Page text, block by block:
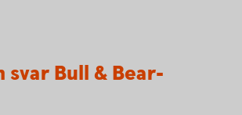
svar Bull & Bear-